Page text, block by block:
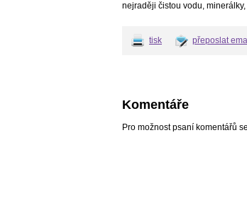
nejraději čistou vodu,
tisk přeposlat
Komentáře
Pro možnost psaní komentářů se